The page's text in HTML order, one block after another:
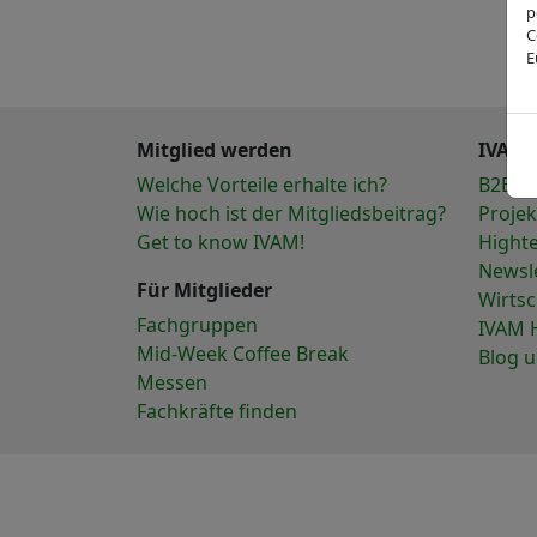
Mitglied werden
Welche Vorteile erhalte ich?
Wie hoch ist der Mitgliedsbeitrag?
Get to know IVAM!
Für Mitglieder
Fachgruppen
Mid-Week Coffee Break
Messen
Fachkräfte finden
B2B-
IVAM
Blog